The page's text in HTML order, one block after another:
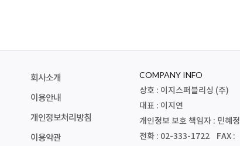
회사소개
이용안내
개인정보처리방침
이용약관
COMPANY INFO
상호 : 이지스퍼블리싱 (주)
대표 : 이지연
개인정보 보호 책임자 : 민혜정
전화 : 02-333-1722 FAX :